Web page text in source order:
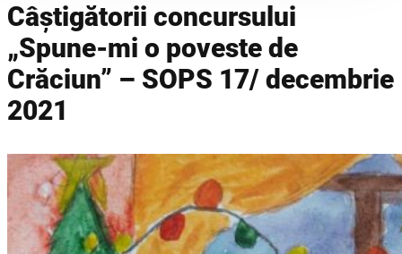
Câștigătorii concursului
„Spune-mi o poveste de
Crăciun” – SOPS 17/ decembrie
2021